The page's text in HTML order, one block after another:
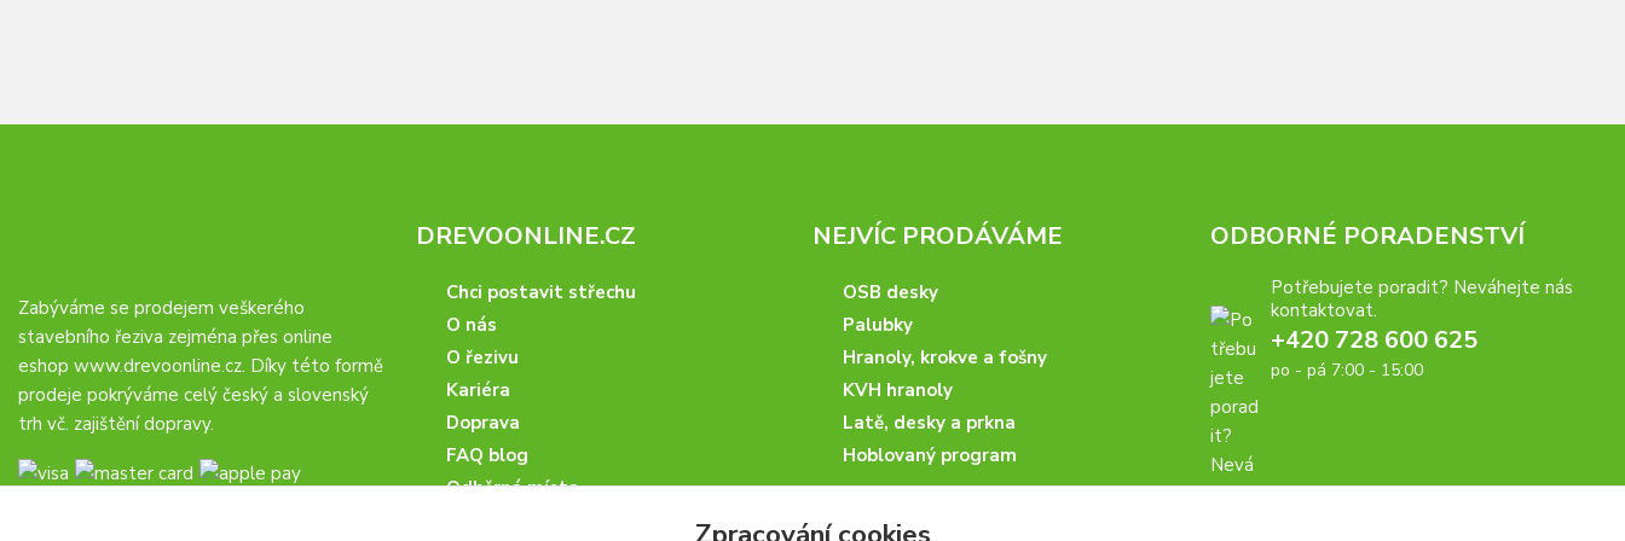
Zabýváme se prodejem veškerého
stavebního řeziva zejména přes online
eshop www.drevoonline.cz. Díky této formě
prodeje pokrýváme celý český a slovenský
trh vč. zajištění dopravy.
DREVOONLINE.CZ
Chci postavit střechu
O nás
O řezivu
Kariéra
Doprava
FAQ blog
Odběrná místa
NEJVÍC PRODÁVÁME
OSB desky
Palubky
Hranoly, krokve a fošny
KVH hranoly
Latě, desky a prkna
Hoblovaný program
ODBORNÉ PORADENSTVÍ
Potřebujete poradit? Neváhejte nás
kontaktovat.
+420 728 600 625
po - pá 7:00 - 15:00